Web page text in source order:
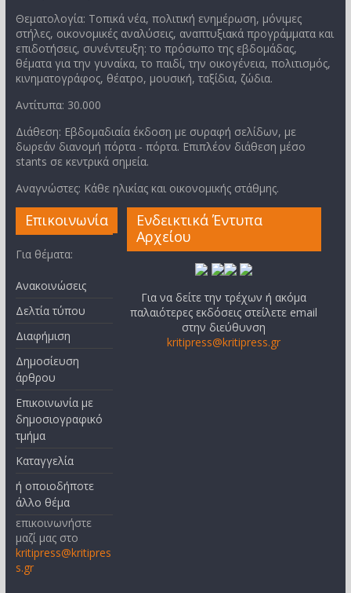
Θεματολογία: Τοπικά νέα, πολιτική ενημέρωση, μόνιμες
στήλες, οικονομικές αναλύσεις, αναπτυξιακά προγράμματα και
επιδοτήσεις, συνέντευξη: το πρόσωπο της εβδομάδας,
θέματα για την γυναίκα, το παιδί, την οικογένεια, πολιτισμός,
κινηματογράφος, θέατρο, μουσική, ταξίδια, ζώδια.
Αντίτυπα: 30.000
Διάθεση: Εβδομαδιαία έκδοση με συραφή σελίδων, με
δωρεάν διανομή πόρτα - πόρτα. Επιπλέον διάθεση μέσο
stants σε κεντρικά σημεία.
Αναγνώστες: Κάθε ηλικίας και οικονομικής στάθμης.
Επικοινωνία
Για θέματα:
Ανακοινώσεις
Δελτία τύπου
Διαφήμιση
Δημοσίευση
άρθρου
Επικοινωνία με
δημοσιογραφικό
τμήμα
Καταγγελία
ή οποιοδήποτε
άλλο θέμα
επικοινωνήστε
μαζί μας στο
kritipress@kritipres
s.gr
Ενδεικτικά Έντυπα
Αρχείου
Για να δείτε την τρέχων ή ακόμα
παλαιότερες εκδόσεις στείλετε email
στην διεύθυνση
kritipress@kritipress.gr